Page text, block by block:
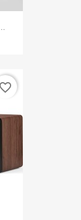
favorite_border